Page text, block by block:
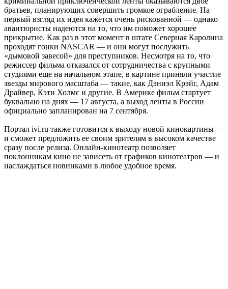
братьев, планирующих совершить громкое ограбление. На
первый взгляд их идея кажется очень рискованной — однако
авантюристы надеются на то, что им поможет хорошее
прикрытие. Как раз в этот момент в штате Северная Каролина
проходят гонки NASCAR — и они могут послужить
«дымовой завесой» для преступников. Несмотря на то, что
режиссер фильма отказался от сотрудничества с крупными
студиями еще на начальном этапе, в картине приняли участие
звезды мирового масштаба — такие, как Дэниэл Крэйг, Адам
Драйвер, Кэти Холмс и другие. В Америке фильм стартует
буквально на днях — 17 августа, а выход ленты в России
официально запланирован на 7 сентября.
Портал ivi.ru также готовится к выходу новой кинокартины —
и сможет предложить ее своим зрителям в высоком качестве
сразу после релиза. Онлайн-кинотеатр позволяет
поклонникам кино не зависеть от графиков кинотеатров — и
наслаждаться новинками в любое удобное время.